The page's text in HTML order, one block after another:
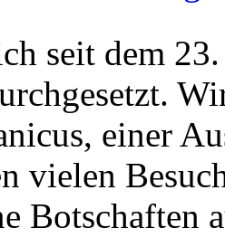
seit dem
einer
vielen
Botschaften